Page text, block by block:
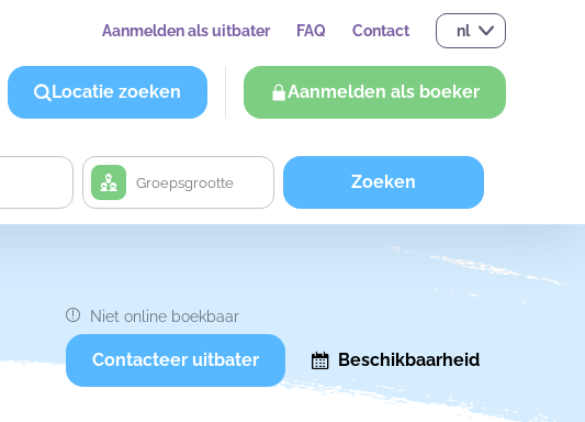
Aanmelden als uitbater FAQ Contact nl
Locatie zoeken Aanmelden als boeker
Zoeken
Niet online boekbaar
Contacteer uitbater Beschikbaarheid